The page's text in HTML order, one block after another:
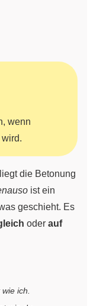
wenn
wird.
die Betonung
ist ein
geschieht. Es
oder auf
ich.